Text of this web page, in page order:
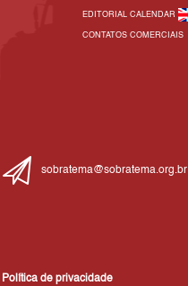
EDITORIAL CALENDAR
CONTATOS COMERCIAIS
sobratema@sobratema.org.br
Política de privacidade